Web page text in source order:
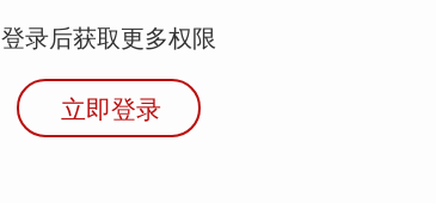
登录后获取更多权限
立即登录